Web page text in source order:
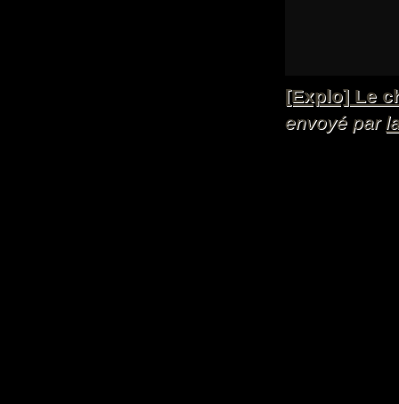
[Explo] Le
envoyé par